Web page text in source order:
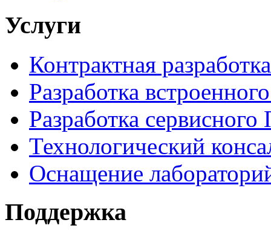
Услуги
Контрактная разработка
Разработка
Разработка
Технологический
Оснащение
Поддержка